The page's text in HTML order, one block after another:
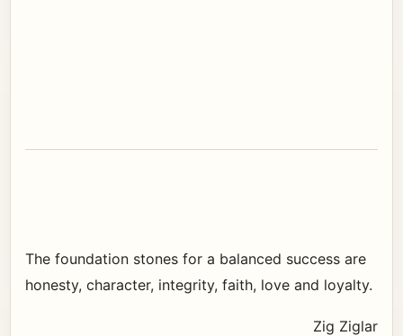
The foundation stones for a balanced success are
honesty, character, integrity, faith, love and loyalty.
Zig Ziglar